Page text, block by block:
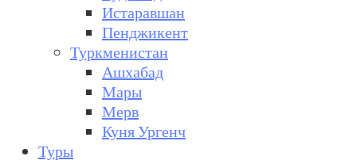
Истаравшан
Пенджикент
Туркменистан
Ашхабад
Мары
Мерв
Куня Ургенч
Туры